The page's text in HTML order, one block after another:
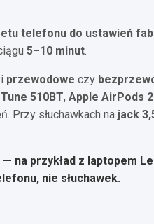
telefonu do ustawień
5–10 minut.
przewodowe czy
510BT, Apple AirPods 2
Przy słuchawkach na jack
na przykład z laptopem
nie słuchawek.